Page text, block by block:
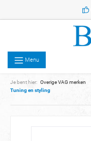
Menu
Je bent hier: Overige VAG merken
Tuning en styling